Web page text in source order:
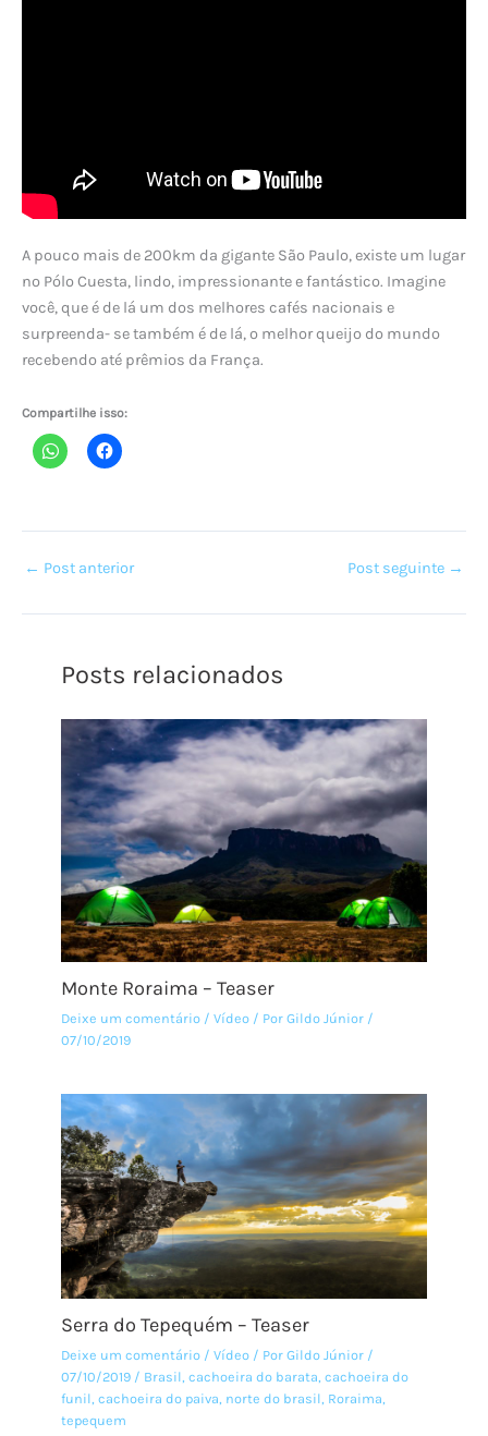
A pouco mais de 200km da gigante São Paulo, existe um lugar
no Pólo Cuesta, lindo, impressionante e fantástico. Imagine
você, que é de lá um dos melhores cafés nacionais e
surpreenda- se também é de lá, o melhor queijo do mundo
recebendo até prêmios da França.
Compartilhe isso:
← Post anterior Post seguinte →
Posts relacionados
Monte Roraima – Teaser
Deixe um comentário /Vídeo / PorGildo Júnior /
07/10/2019
Serra do Tepequém – Teaser
Deixe um comentário /Vídeo / PorGildo Júnior /
07/10/2019 / Brasil,cachoeira do barata,cachoeira do
funil,cachoeira do paiva, norte do brasil, Roraima,
tepequem